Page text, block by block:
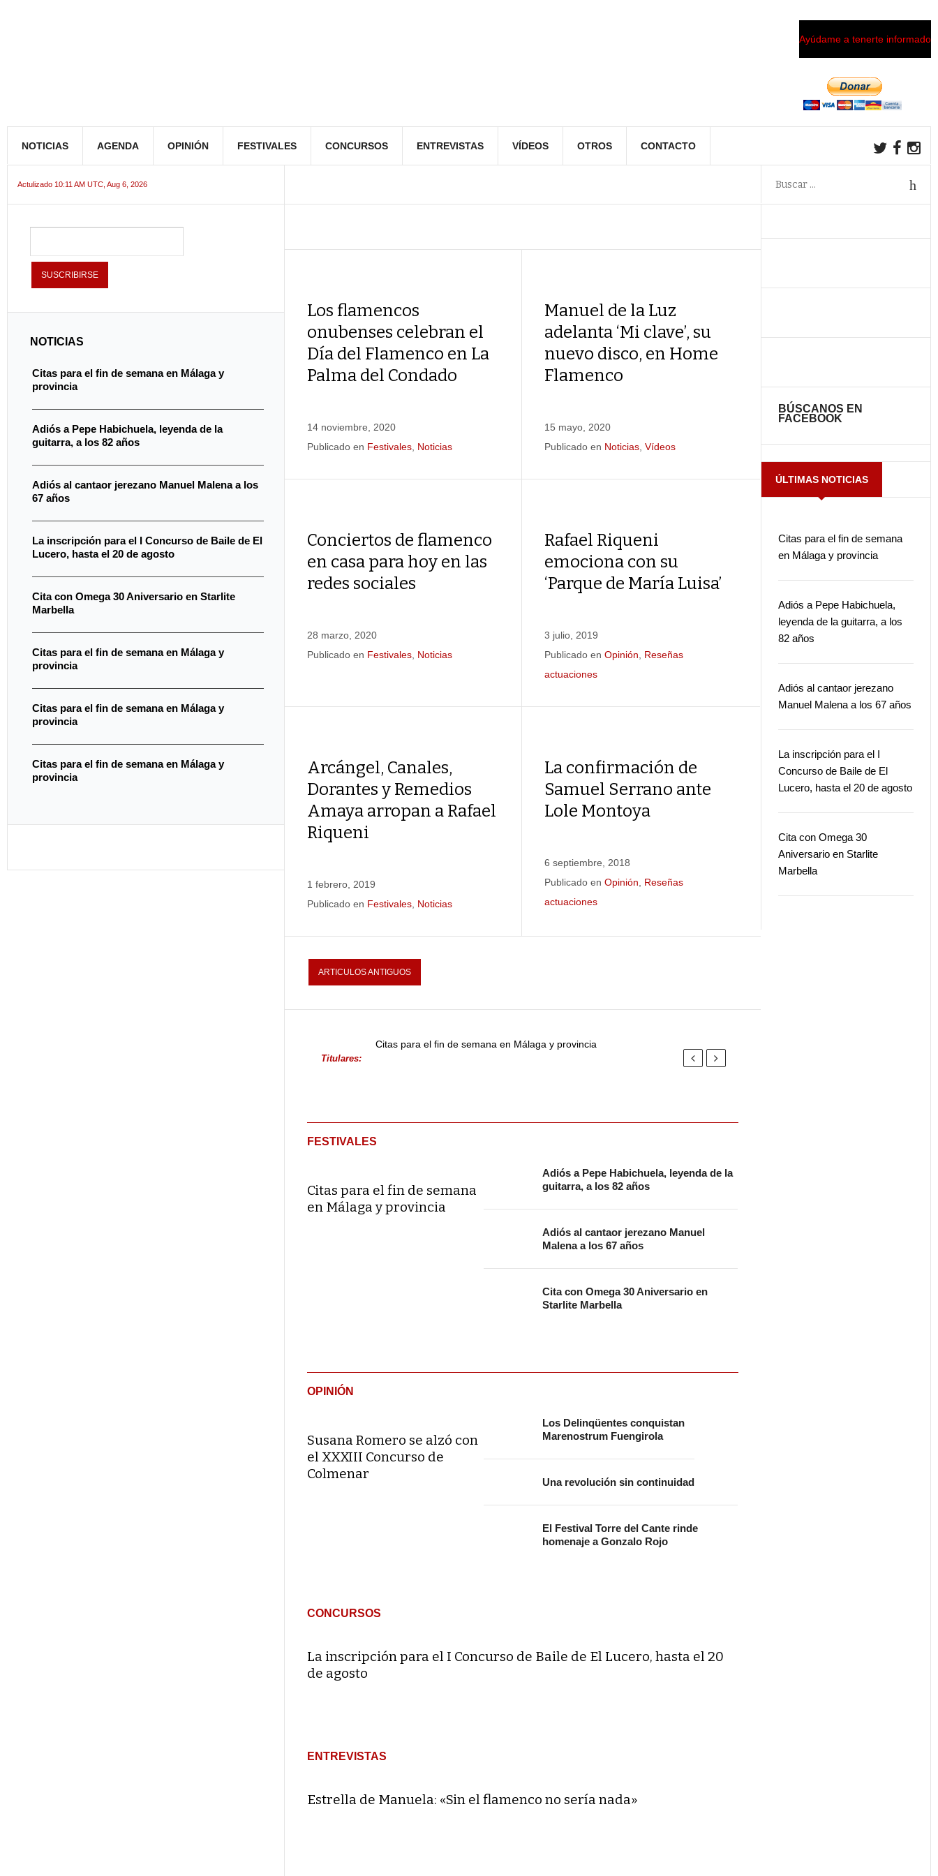
Ayúdame a tenerte informado
NOTICIAS AGENDA OPINIÓN FESTIVALES CONCURSOS ENTREVISTAS VÍDEOS OTROS CONTACTO
Actulizado 10:11 AM UTC, Aug 6, 2026
Los flamencos
onubenses celebran el
Día del Flamenco en La
Palma del Condado
14 noviembre, 2020
Publicado en Festivales Noticias
Manuel de la Luz
adelanta ‘Mi clave’, su
nuevo disco, en Home
Flamenco
15 mayo, 2020
Publicado en Noticias ,Vídeos
Conciertos de flamenco
en casa para hoy en las
redes sociales
28 marzo, 2020
Publicado en Festivales Noticias
Rafael Riqueni
emociona con su
‘Parque de María Luisa’
3 julio, 2019
Publicado enOpinión
Reseñas
actuaciones
Arcángel, Canales,
Dorantes y Remedios
Amaya arropan a Rafael
Riqueni
1 febrero, 2019
Publicado en Festivales Noticias
La confirmación de
Samuel Serrano ante
Lole Montoya
6 septiembre, 2018
Publicado enOpinión
Reseñas
actuaciones
ARTICULOS ANTIGUOS
Titulares:
Citas para el fin de semana en Málaga y provincia
FESTIVALES
Citas para el fin de semana
en Málaga y provincia
Adiós a Pepe Habichuela, leyenda de la
guitarra, a los 82 años
Adiós al cantaor jerezano Manuel
Malena a los 67 años
Cita con Omega 30 Aniversario en
Starlite Marbella
OPINIÓN
Susana Romero se alzó con
el XXXIII Concurso de
Colmenar
Los Delinqüentes conquistan
Marenostrum Fuengirola
Una revolución sin continuidad
El Festival Torre del Cante rinde
homenaje a Gonzalo Rojo
CONCURSOS
La inscripción para el I Concurso de Baile de El Lucero, hasta el 20
de agosto
ENTREVISTAS
Estrella de Manuela: «Sin el flamenco no sería nada»
BÚSCANOS EN
FACEBOOK
ÚLTIMAS NOTICIAS
Citas para el fin de semana
en Málaga y provincia
Adiós a Pepe Habichuela,
leyenda de la guitarra, a los
82 años
Adiós al cantaor jerezano
Manuel Malena a los 67 años
La inscripción para el I
Concurso de Baile de El
Lucero, hasta el 20 de agosto
Cita con Omega 30
Aniversario en Starlite
Marbella
NOTICIAS
Citas para el fin de semana en Málaga y
provincia
Adiós a Pepe Habichuela, leyenda de la
guitarra, a los 82 años
Adiós al cantaor jerezano Manuel Malena a los
67 años
La inscripción para el I Concurso de Baile de El
Lucero, hasta el 20 de agosto
Cita con Omega 30 Aniversario en Starlite
Marbella
Citas para el fin de semana en Málaga y
provincia
Citas para el fin de semana en Málaga y
provincia
Citas para el fin de semana en Málaga y
provincia